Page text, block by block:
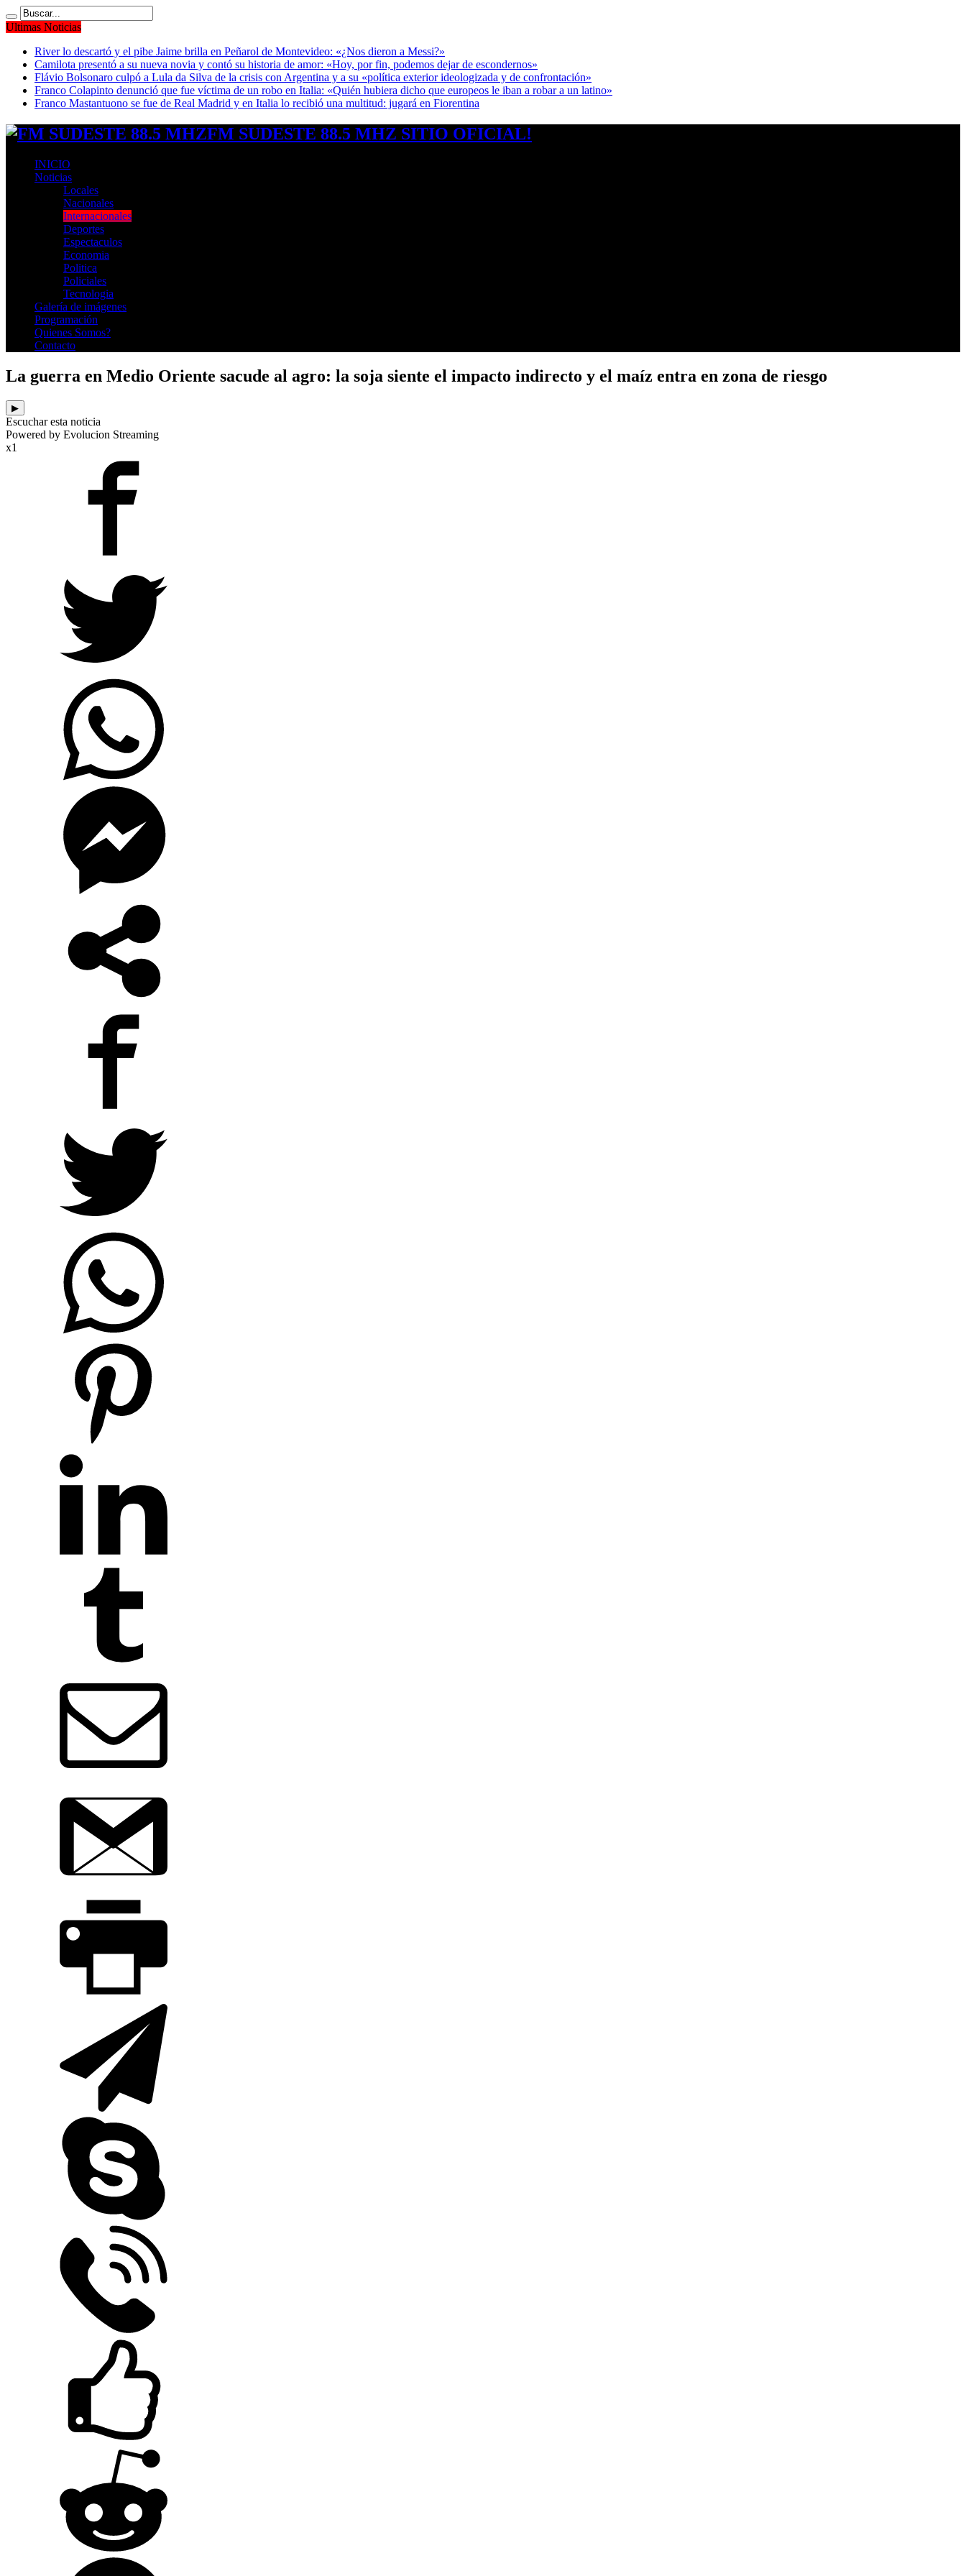
Ultimas Noticias
River lo descartó y el pibe Jaime brilla en Peñarol de Montevideo: «¿Nos dieron a Messi?»
Camilota presentó a su nueva novia y contó su historia de amor: «Hoy, por fin, podemos dejar de escondernos»
Flávio Bolsonaro culpó a Lula da Silva de la crisis con Argentina y a su «política exterior ideologizada y de confrontación»
Franco Colapinto denunció que fue víctima de un robo en Italia: «Quién hubiera dicho que europeos le iban a robar a un latino»
Franco Mastantuono se fue de Real Madrid y en Italia lo recibió una multitud: jugará en Fiorentina
FM SUDESTE 88.5 MHZ SITIO OFICIAL!
INICIO
Noticias
Locales
Nacionales
Internacionales
Deportes
Espectaculos
Economia
Politica
Policiales
Tecnologia
Galería de imágenes
Programación
Quienes Somos?
Contacto
La guerra en Medio Oriente sacude al agro: la soja siente el impacto indirecto y el maíz entra en zona de riesgo
▶
Escuchar esta noticia
Powered by Evolucion Streaming
x1